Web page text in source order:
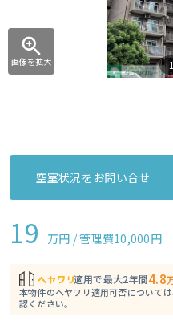
画像を拡大
空室状況をお問い合せ
19 万円 / 管理費10,000円
適用で最大2年間4.8
本物件のヘヤワリ適用可否について
認ください。